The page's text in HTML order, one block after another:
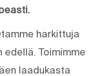
harkittuja
edellä. Toimimme
laadukasta